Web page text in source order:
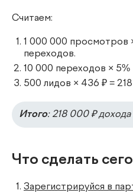
Считаем:
1 000 000 просмотров
переходов.
10 000 переходов ×
500 лидов × 436 ₽ =
Итого: 218 000 ₽ дохода
Что сделать
Зарегистрируйся в